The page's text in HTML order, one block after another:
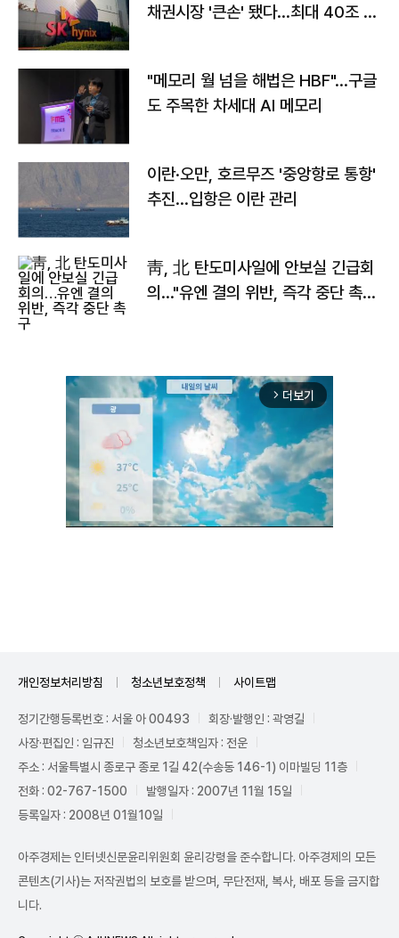
채권시장 '큰손' 됐다…최대 40조 투
"메모리 월 넘을 해법은 HBF"…구글
도 주목한 차세대 AI 메모리
이란·오만, 호르무즈 '중앙항로 통항'
추진…입항은 이란 관리
靑, 北 탄도미사일에 안보실 긴급회
의…"유엔 결의 위반, 즉각 중단 촉
arrow_forward_ios 더보기
개인정보처리방침 청소년보호정책 사이트맵
정기간행등록번호 : 서울 아 00493
회장·발행인 : 곽영길
사장·편집인 : 임규진
청소년보호책임자 : 전운
주소 : 서울특별시 종로구 종로 1길 42(수송동 146-1) 이마빌딩 11층
전화 : 02-767-1500
발행일자 : 2007년 11월 15일
등록일자 : 2008년 01월10일
아주경제는 인터넷신문윤리위원회 윤리강령을 준수합니다. 아주경제의 모든
콘텐츠(기사)는 저작권법의 보호를 받으며, 무단전재, 복사, 배포 등을 금지합
니다.